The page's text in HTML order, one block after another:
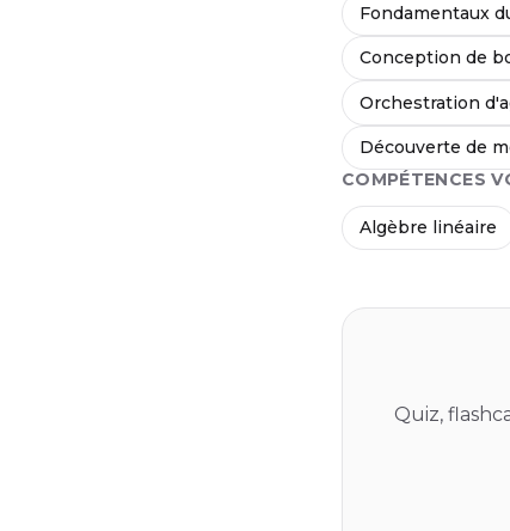
Fondamentaux
Conception de
Orchestration
Découverte de
COMPÉTENCES
Algèbre linéaire
Quiz,